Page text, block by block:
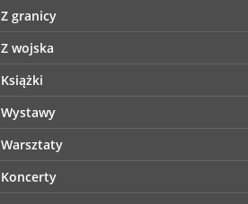
Z granicy
Z wojska
Książki
Wystawy
Warsztaty
Koncerty